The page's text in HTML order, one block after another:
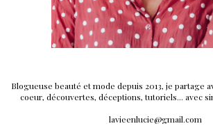
Blogueuse beauté et mode depuis 2013, je partage
coeur, découvertes, déceptions, tutoriels... avec
lavieenlucie@gmail.com